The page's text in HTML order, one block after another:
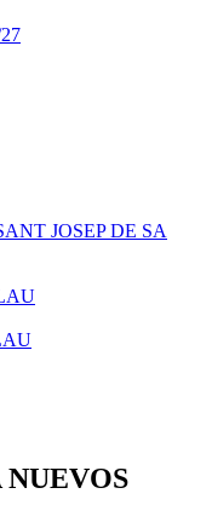
JOSEP DE SA
NUEVOS